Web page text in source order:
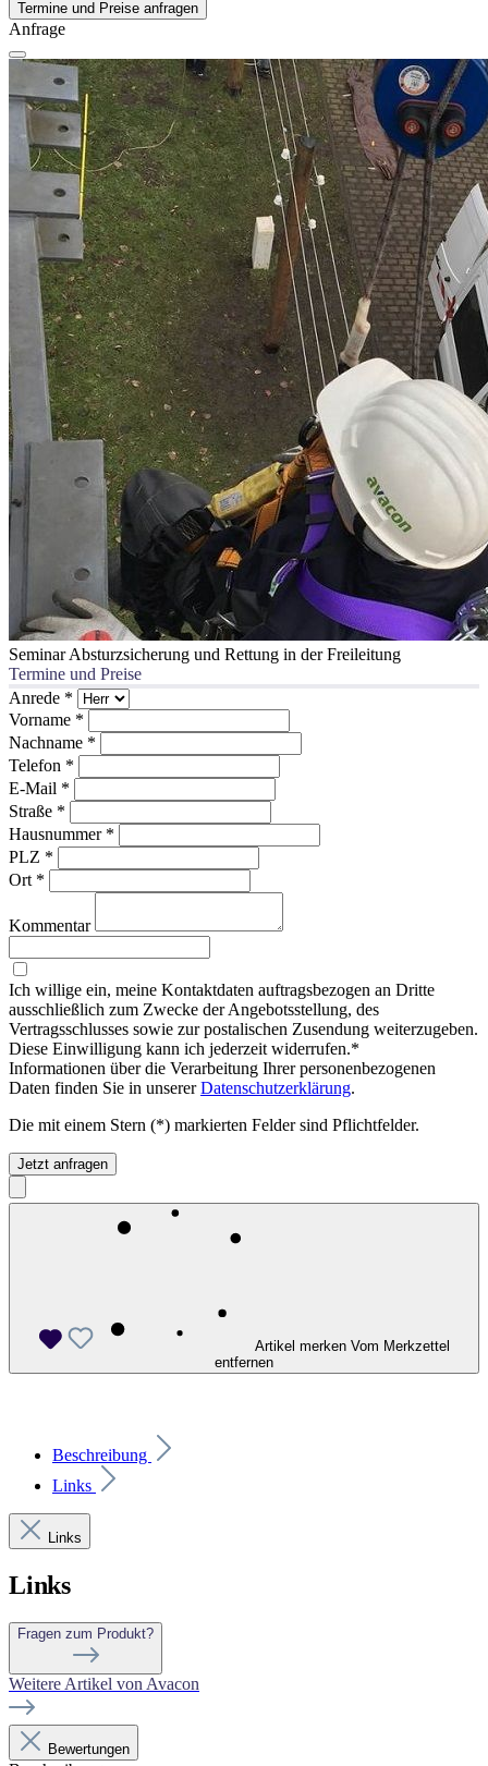
Termine und Preise anfragen
Anfrage
Seminar Absturzsicherung und Rettung in der Freileitung
Termine und Preise
Anrede *
Vorname *
Nachname *
Telefon *
E-Mail *
Straße *
Hausnummer *
PLZ *
Ort *
Kommentar
Ich willige ein, meine Kontaktdaten auftragsbezogen an Dritte
ausschließlich zum Zwecke der Angebotsstellung, des
Vertragsschlusses sowie zur postalischen Zusendung weiterzugeben.
Diese Einwilligung kann ich jederzeit widerrufen.*
Informationen über die Verarbeitung Ihrer personenbezogenen
Daten finden Sie in unsererDatenschutzerklärung.
Die mit einem Stern (*) markierten Felder sind Pflichtfelder.
Jetzt anfragen
Artikel merken Vom Merkzettel
entfernen
Beschreibung
Links
Links
Links
Fragen zum Produkt?
Weitere Artikel von Avacon
Bewertungen